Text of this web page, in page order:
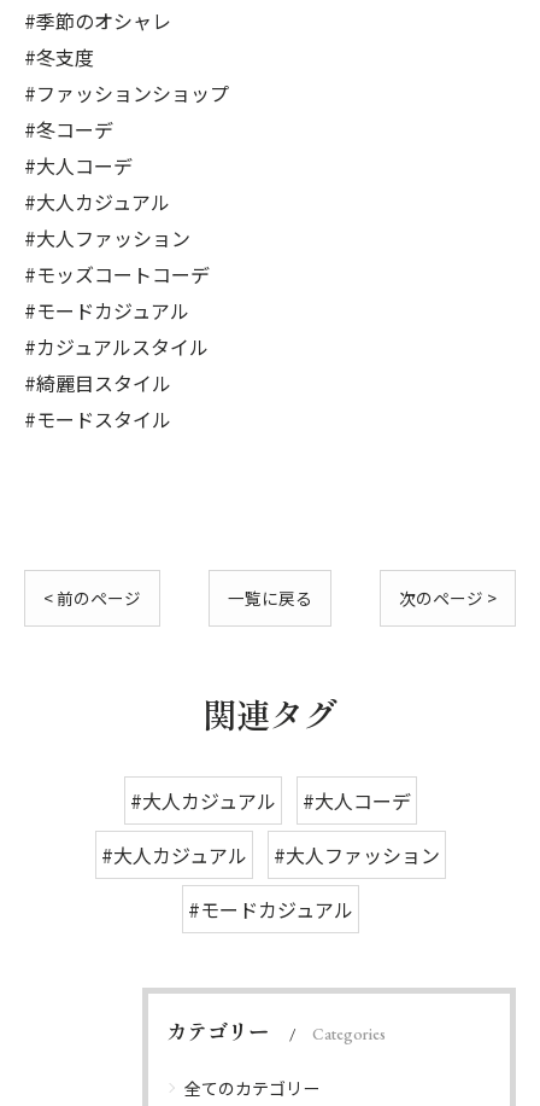
#季節のオシャレ
#冬支度
#ファッションショップ
#冬コーデ
#大人コーデ
#大人カジュアル
#大人ファッション
#モッズコートコーデ
#モードカジュアル
#カジュアルスタイル
#綺麗目スタイル
#モードスタイル
< 前のページ 一覧に戻る 次のページ >
関連タグ
#大人カジュアル
#大人コーデ
#大人カジュアル
#大人ファッション
#モードカジュアル
カテゴリー Categories
全てのカテゴリー